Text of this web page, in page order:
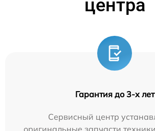
центра
Гарантия до 3-х лет
Сервисный центр
оригинальные запчасти